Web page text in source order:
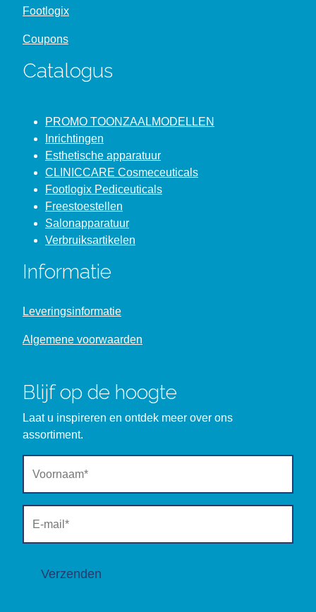
Footlogix
Coupons
Catalogus
PROMO TOONZAALMODELLEN
Inrichtingen
Esthetische apparatuur
CLINICCARE Cosmeceuticals
Footlogix Pediceuticals
Freestoestellen
Salonapparatuur
Verbruiksartikelen
Informatie
Leveringsinformatie
Algemene voorwaarden
Blijf op de hoogte
Laat u inspireren en ontdek meer over ons
assortiment.
Verzenden